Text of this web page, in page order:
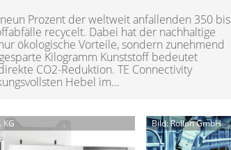
Prozent der weltweit anfallenden 350 bis
recycelt. Dabei hat der nachhaltige
ökologische Vorteile, sondern zunehmend
Kilogramm Kunststoff bedeutet
CO2-Reduktion. TE Connectivity
Hebel im…
Bild: Rollon GmbH